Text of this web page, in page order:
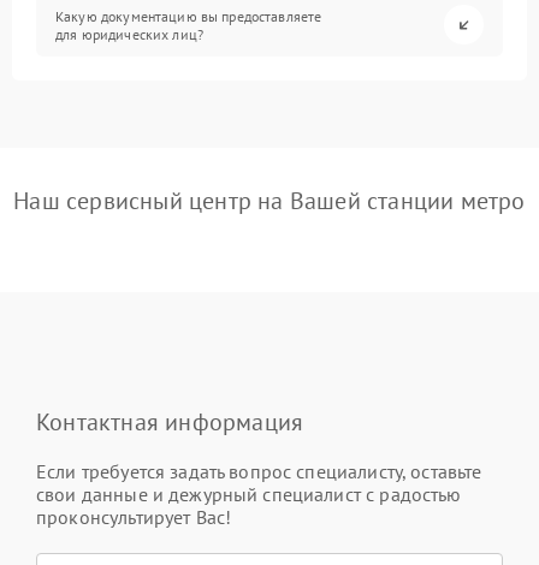
Какую документацию вы предоставляете
для юридических лиц?
Наш сервисный центр на Вашей станции метро
Контактная информация
Если требуется задать вопрос специалисту, оставьте
свои данные и дежурный специалист с радостью
проконсультирует Вас!